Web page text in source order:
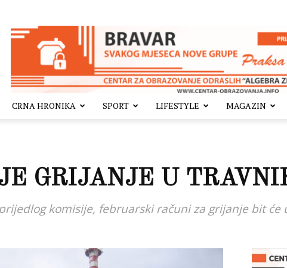
CRNA HRONIKA SPORT LIFESTYLE MAGAZIN
GRIJANJE U
komisije, februarski računi za grijanje bit će